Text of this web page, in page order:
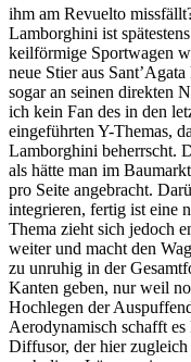
ihm am Revuelto
Lamborghini ist
keilförmige Sportwagen
neue Stier aus
sogar an seinen direkten
ich kein Fan des in den
eingeführten Y-Themas,
Lamborghini beherrscht.
als hätte man im
pro Seite angebracht.
integrieren, fertig ist eine
Thema zieht sich jedoch
weiter und macht den
zu unruhig in der
Kanten geben, nur weil
Hochlegen der
Aerodynamisch schafft
Diffusor, der hier